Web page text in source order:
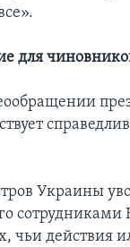
для
Украины
чьи действия